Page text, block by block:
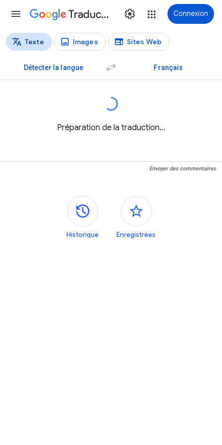
Traduction Connexion
Types de traductions
Texte Images Sites Web
Détecter la langue Français
Préparation de la traduction…
Envoyer des commentaires
Panneaux latéraux
Historique Enregistrées